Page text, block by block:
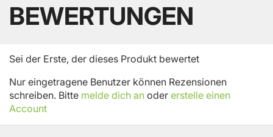
BEWERTUNGEN
Sei der Erste, der dieses Produkt bewertet
Nur eingetragene Benutzer können Rezensionen
schreiben. Bitte melde dich an oder erstelle einen
Account